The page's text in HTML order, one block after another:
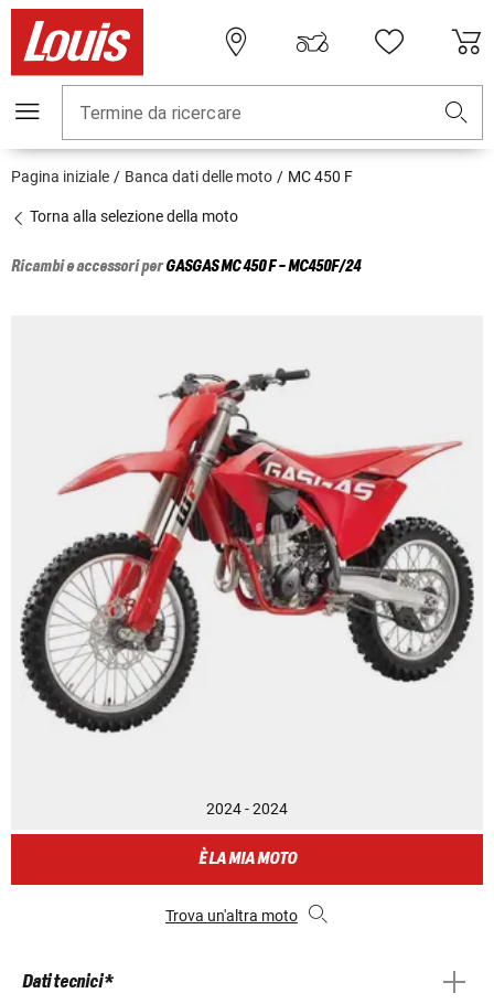
Termine da ricercare
Pagina iniziale Banca dati delle moto MC 450 F
Torna alla selezione della moto
Ricambi e accessori perGASGASMC 450 F - MC450F/24
2024 - 2024
È LA MIA MOTO
Trova un'altra moto
Dati tecnici *